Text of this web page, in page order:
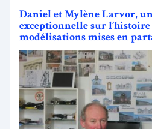
Daniel et Mylène Larvor,
exceptionnelle sur l’histoire
modélisations mises en